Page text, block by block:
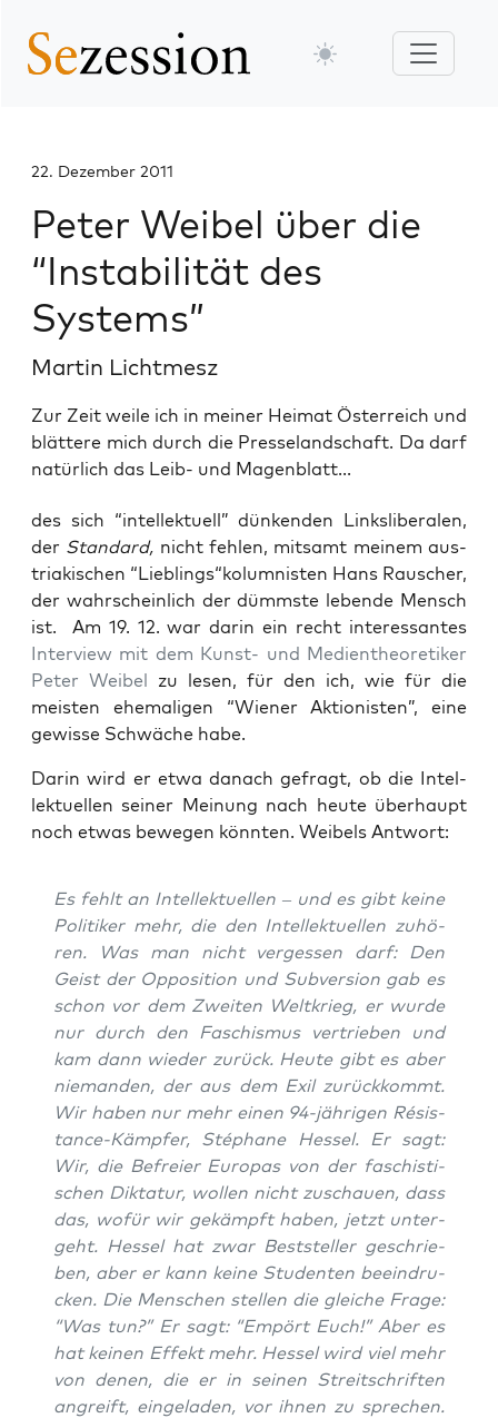
22. Dezember 2011
Peter Weibel über die
“Instabilität des
Systems”
Martin Lichtmesz
Zur Zeit weile ich in meiner Heimat Österreich und
blättere mich durch die Presselandschaft. Da darf
natürlich das Leib- und Magenblatt...
des sich “intel­lek­tu­ell” dün­ken­den Links­li­be­ra­len,
der Stan­dard, nicht feh­len, mit­samt mei­nem aus­
tria­ki­schen “Lieblings“kolumnisten Hans Rauscher,
der wahr­schein­lich der dümms­te leben­de Mensch
ist. Am 19. 12. war dar­in ein recht inter­es­san­tes
Inter­view mit dem Kunst- und Medi­en­theo­re­ti­ker
Peter Wei­bel zu lesen, für den ich, wie für die
meis­ten ehe­ma­li­gen “Wie­ner Aktio­nis­ten”, eine
gewis­se Schwä­che habe.
Dar­in wird er etwa danach gefragt, ob die Intel­
lek­tu­el­len sei­ner Mei­nung nach heu­te über­haupt
noch etwas bewe­gen könn­ten. Wei­bels Antwort:
Es fehlt an Intel­lek­tu­el­len – und es gibt kei­ne
Poli­ti­ker mehr, die den Intel­lek­tu­el­len zuhö­
ren. Was man nicht ver­ges­sen darf: Den
Geist der Oppo­si­ti­on und Sub­ver­si­on gab es
schon vor dem Zwei­ten Welt­krieg, er wur­de
nur durch den Faschis­mus ver­trie­ben und
kam dann wie­der zurück. Heu­te gibt es aber
nie­man­den, der aus dem Exil zurück­kommt.
Wir haben nur mehr einen 94-jäh­ri­gen Résis­
tance-Kämp­fer, Sté­pha­ne Hes­sel. Er sagt:
Wir, die Befrei­er Euro­pas von der faschis­ti­
schen Dik­ta­tur, wol­len nicht zuschau­en, dass
das, wofür wir gekämpft haben, jetzt unter­
geht. Hes­sel hat zwar Best­stel­ler geschrie­
ben, aber er kann kei­ne Stu­den­ten beein­dru­
cken. Die Men­schen stel­len die glei­che Fra­ge:
“Was tun?” Er sagt: “Empört Euch!” Aber es
hat kei­nen Effekt mehr. Hes­sel wird viel mehr
von denen, die er in sei­nen Streit­schrif­ten
angreift, ein­ge­la­den, vor ihnen zu spre­chen.